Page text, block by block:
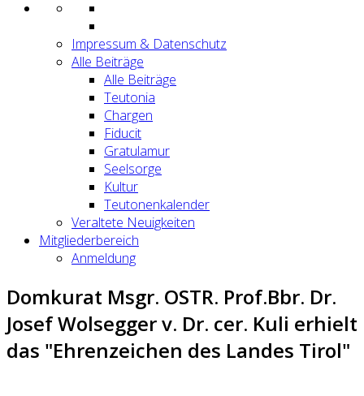
Impressum & Datenschutz
Alle Beiträge
Alle Beiträge
Teutonia
Chargen
Fiducit
Gratulamur
Seelsorge
Kultur
Teutonenkalender
Veraltete Neuigkeiten
Mitgliederbereich
Anmeldung
Domkurat Msgr. OSTR. Prof.Bbr. Dr.
Josef Wolsegger v. Dr. cer. Kuli erhielt
das "Ehrenzeichen des Landes Tirol"